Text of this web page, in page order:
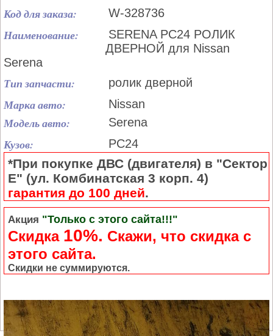
Код для заказа: W-328736
Наименование:
SERENA PC24 РОЛИК
ДВЕРНОЙ для Nissan
Serena
Тип запчасти: ролик дверной
Марка авто: Nissan
Модель авто: Serena
Кузов: PC24
*При покупке ДВС (двигателя) в "Сектор
Е" (ул. Комбинатская 3 корп. 4)
гарантия до 100 дней.
Акция "Только с этого сайта!!!"
Скидка 10%. Cкажи, что скидка с
этого сайта.
Скидки не суммируются.